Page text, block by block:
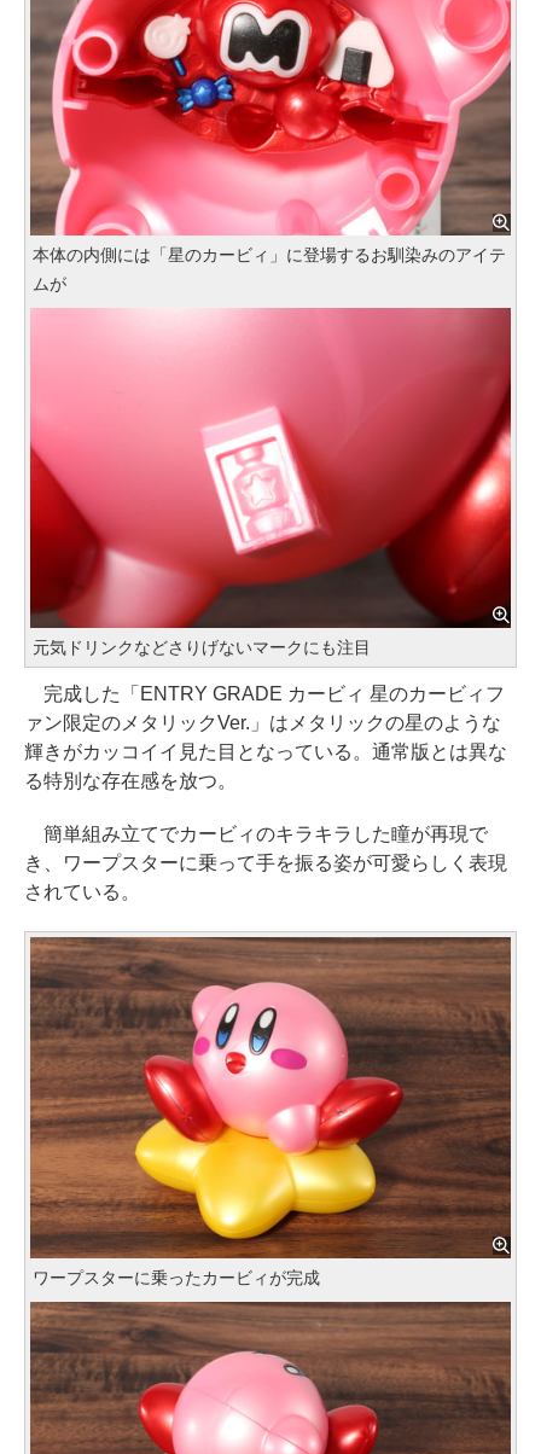
本体の内側には「星のカービィ」に登場するお馴染みのアイテ
ムが
元気ドリンクなどさりげないマークにも注目
完成した「ENTRY GRADE カービィ 星のカービィフ
ァン限定のメタリックVer.」はメタリックの星のような
輝きがカッコイイ見た目となっている。通常版とは異な
る特別な存在感を放つ。
簡単組み立てでカービィのキラキラした瞳が再現で
き、ワープスターに乗って手を振る姿が可愛らしく表現
されている。
ワープスターに乗ったカービィが完成